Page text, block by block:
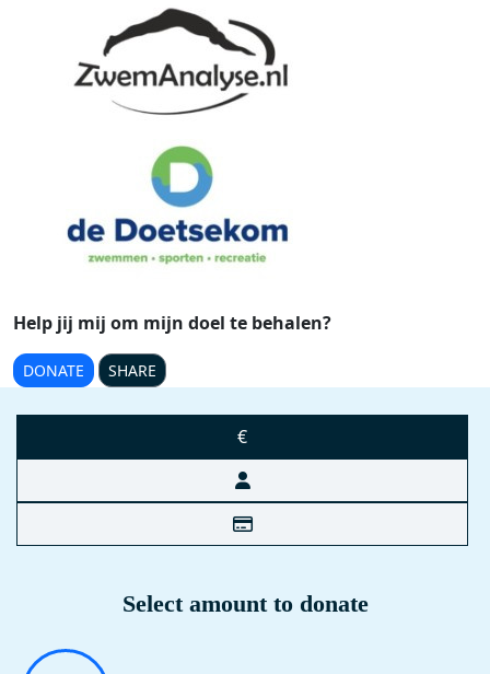
Help jij mij om mijn doel te behalen?
DONATE SHARE
€
Select amount to donate